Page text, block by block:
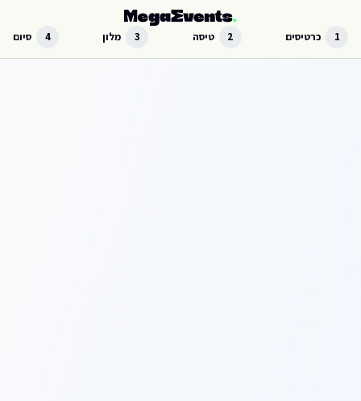
1 כרטיסים 2 טיסה 3 מלון 4 סיום